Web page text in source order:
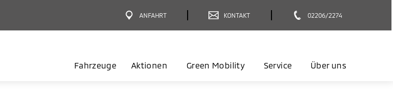
ANFAHRT KONTAKT 02206/2274
Fahrzeuge Aktionen Green Mobility Service Über uns